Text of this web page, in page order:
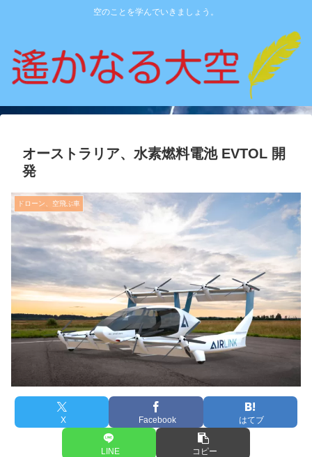
空のことを学んでいきましょう。
オーストラリア、水素燃料電池 EVTOL 開
発
ドローン、空飛ぶ車
X Facebook はてブ
LINE コピー